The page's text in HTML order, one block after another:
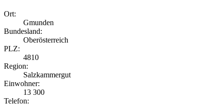
Ort:
Gmunden
Bundesland:
Oberösterreich
PLZ:
4810
Region:
Salzkammergut
Einwohner:
13 300
Telefon: